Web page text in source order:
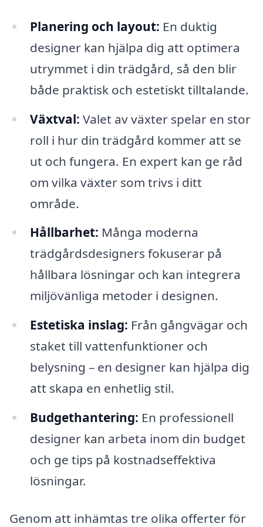
Planering och layout: En duktig
designer kan hjälpa dig att optimera
utrymmet i din trädgård, så den blir
både praktisk och estetiskt tilltalande.
Växtval: Valet av växter spelar en stor
roll i hur din trädgård kommer att se
ut och fungera. En expert kan ge råd
om vilka växter som trivs i ditt
område.
Hållbarhet: Många moderna
trädgårdsdesigners fokuserar på
hållbara lösningar och kan integrera
miljövänliga metoder i designen.
Estetiska inslag: Från gångvägar och
staket till vattenfunktioner och
belysning – en designer kan hjälpa dig
att skapa en enhetlig stil.
Budgethantering: En professionell
designer kan arbeta inom din budget
och ge tips på kostnadseffektiva
lösningar.
Genom att inhämtas tre olika offerter för